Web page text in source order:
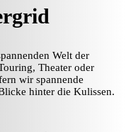
Welt der
Theater oder
wir spannende
hinter die Kulissen.